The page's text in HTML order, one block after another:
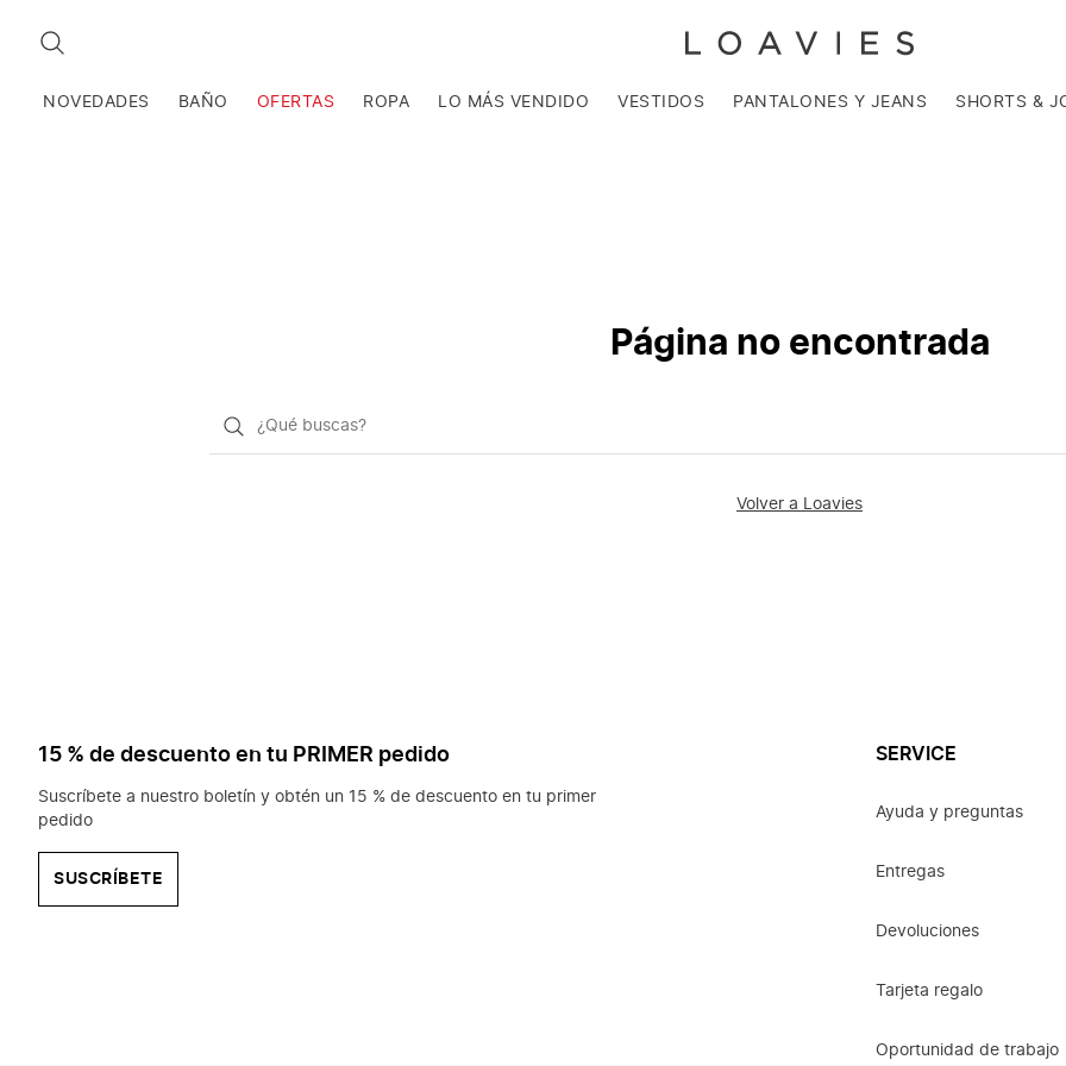
BUSCAR
NOVEDADES BAÑO OFERTAS ROPA LO MÁS VENDIDO VESTIDOS PANTALONES Y JEANS SHORTS &
Página no encontrada
¿Qué
Volver a Loavies
15 % de descuento en tu PRIMER pedido
Suscríbete a nuestro boletín y obtén un 15 % de descuento en tu primer
pedido
SUSCRÍBETE
SERVICE
Ayuda y preguntas
Entregas
Devoluciones
Tarjeta regalo
Oportunidad de trabajo